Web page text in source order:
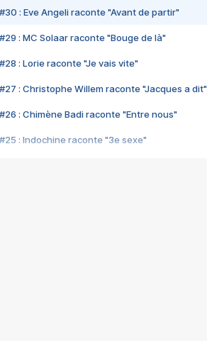
#30 : Eve Angeli raconte "Avant de partir"
#29 : MC Solaar raconte "Bouge de là"
#28 : Lorie raconte "Je vais vite"
#27 : Christophe Willem raconte "Jacques a dit"
#26 : Chimène Badi raconte "Entre nous"
#25 : Indochine raconte "3e sexe"